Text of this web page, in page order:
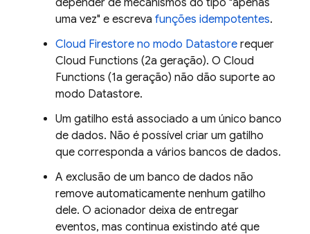
depender de mecanismos do tipo "apenas
uma vez" e escreva funções idempotentes.
Cloud Firestore no modo Datastore requer
Cloud Functions (2a geração). O Cloud
Functions (1a geração) não dão suporte ao
modo Datastore.
Um gatilho está associado a um único banco
de dados. Não é possível criar um gatilho
que corresponda a vários bancos de dados.
A exclusão de um banco de dados não
remove automaticamente nenhum gatilho
dele. O acionador deixa de entregar
eventos, mas continua existindo até que